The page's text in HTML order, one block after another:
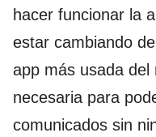
hacer funcionar la
estar cambiando
app más usada
necesaria para
comunicados sin